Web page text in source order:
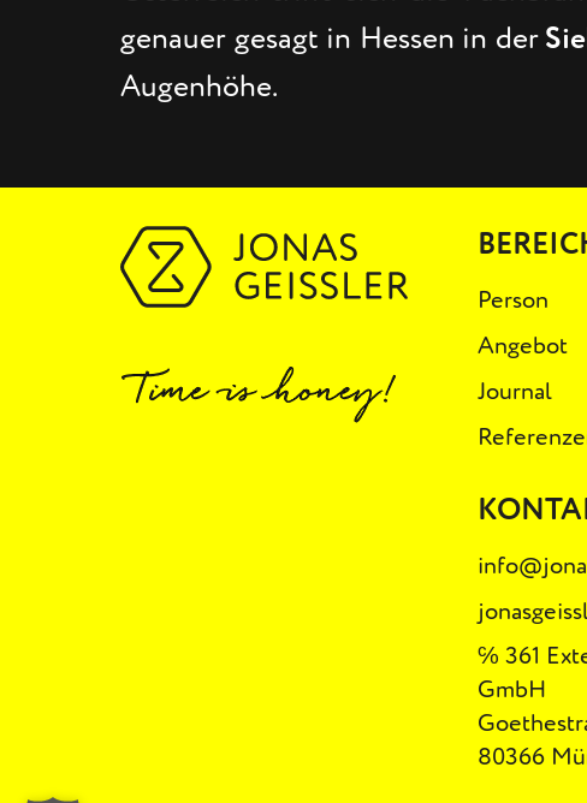
genauer gesagt in Hessen in der
Augenhöhe.
Person
Angebot
Journal
℅ 361
GmbH
80366